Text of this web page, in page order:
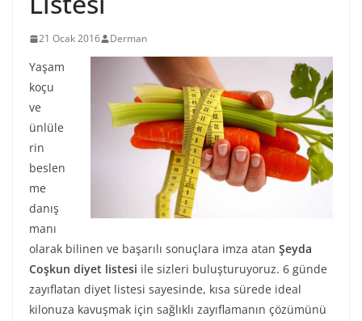
21 Ocak 2016 Derman
Yaşam
koçu
ve
ünlüle
rin
beslen
me
danış
manı
olarak bilinen ve başarılı sonuçlara imza atan Şeyda
Coşkun diyet listesi ile sizleri buluşturuyoruz. 6 günde
zayıflatan diyet listesi sayesinde, kısa sürede ideal
kilonuza kavuşmak için sağlıklı zayıflamanın çözümünü